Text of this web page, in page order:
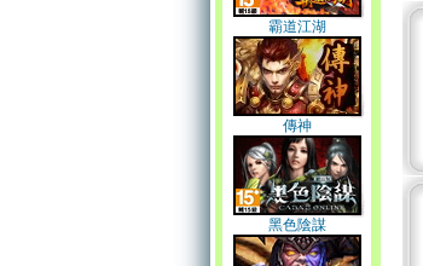
霸道江湖
傳神
黑色陰謀